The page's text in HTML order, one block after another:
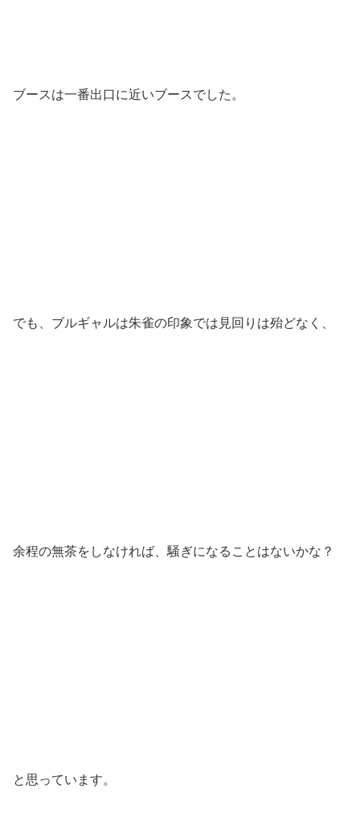
ブースは一番出口に近いブースでした。
でも、ブルギャルは朱雀の印象では見回りは殆どなく、
余程の無茶をしなければ、騒ぎになることはないかな？
と思っています。